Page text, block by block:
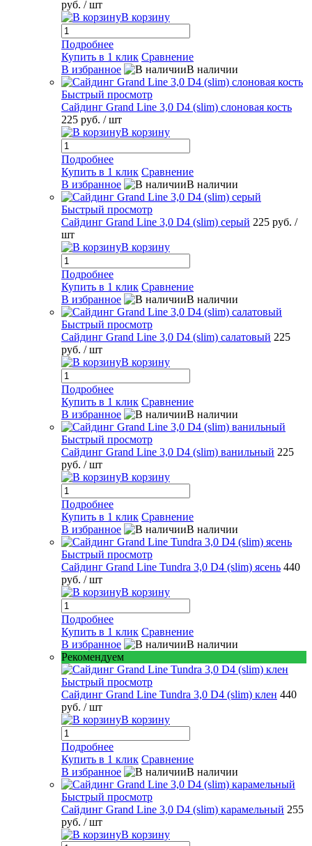
руб. / шт
В корзину
Подробнее
Купить в 1 клик Сравнение
В избранное
В наличии
Быстрый просмотр
Сайдинг Grand Line 3,0 D4 (slim) слоновая кость
225 руб. / шт
В корзину
Подробнее
Купить в 1 клик Сравнение
В избранное
В наличии
Быстрый просмотр
Сайдинг Grand Line 3,0 D4 (slim) серый 225 руб. /
шт
В корзину
Подробнее
Купить в 1 клик Сравнение
В избранное
В наличии
Быстрый просмотр
Сайдинг Grand Line 3,0 D4 (slim) салатовый 225
руб. / шт
В корзину
Подробнее
Купить в 1 клик Сравнение
В избранное
В наличии
Быстрый просмотр
Сайдинг Grand Line 3,0 D4 (slim) ванильный 225
руб. / шт
В корзину
Подробнее
Купить в 1 клик Сравнение
В избранное
В наличии
Быстрый просмотр
Сайдинг Grand Line Tundra 3,0 D4 (slim) ясень 440
руб. / шт
В корзину
Подробнее
Купить в 1 клик Сравнение
В избранное
В наличии
Рекомендуем
Быстрый просмотр
Сайдинг Grand Line Tundra 3,0 D4 (slim) клен 440
руб. / шт
В корзину
Подробнее
Купить в 1 клик Сравнение
В избранное
В наличии
Быстрый просмотр
Сайдинг Grand Line 3,0 D4 (slim) карамельный 255
руб. / шт
В корзину